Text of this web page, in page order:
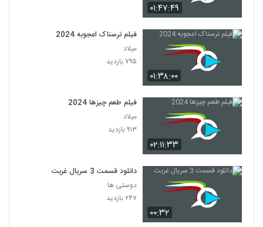
۰۱:۴۷:۴۹
۰۱:۳۸:۰۰
فیلم ترسناک اعجوبه 2024
میلاد
۷۹۵ بازدید
۰۲:۱۱:۳۳
فیلم طعم چیزها 2024
میلاد
۹۱۳ بازدید
۰۰:۳۲
دانلود قسمت 3 سریال غربت
دوستی ها
۲۴۷ بازدید